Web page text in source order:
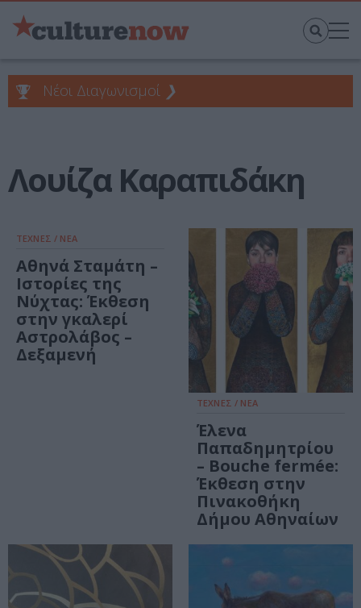
Νέοι Διαγωνισμοί ❯
Λουίζα Καραπιδάκη
ΤΕΧΝΕΣ / ΝΕΑ
Αθηνά Σταμάτη –
Ιστορίες της
Νύχτας: Έκθεση
στην γκαλερί
Αστρολάβος –
Δεξαμενή
ΤΕΧΝΕΣ / ΝΕΑ
Έλενα
Παπαδημητρίου
– Bouche fermée:
Έκθεση στην
Πινακοθήκη
Δήμου Αθηναίων